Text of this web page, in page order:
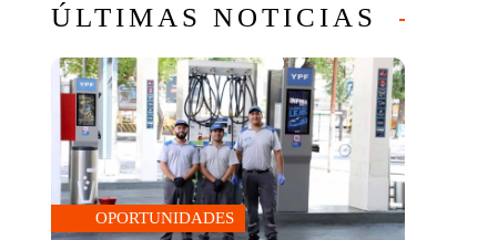
ÚLTIMAS NOTICIAS
OPORTUNIDADES